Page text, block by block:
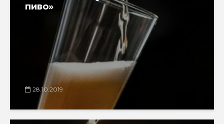
пиво»
28.10.2019